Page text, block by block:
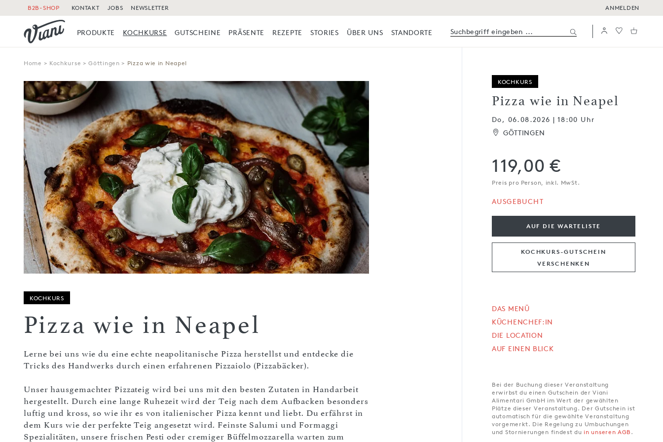
B2B-SHOP KONTAKT JOBS NEWSLETTER ANMELDEN
PRODUKTE KOCHKURSE GUTSCHEINE PRÄSENTE REZEPTE STORIES ÜBER UNS STANDORTE
KOCHKURS
Pizza wie in Neapel
Do, 06.08.2026 | 18:00 Uhr
GÖTTINGEN
119,00 €
Preis pro Person, inkl. MwSt.
AUSGEBUCHT
AUF DIE WARTELISTE
KOCHKURS-GUTSCHEIN
VERSCHENKEN
DAS MENÜ
KÜCHENCHEF:IN
DIE LOCATION
AUF EINEN BLICK
Bei der Buchung dieser Veranstaltung
erwirbst du einen Gutschein der Viani
Alimentari GmbH im Wert der gewählten
Plätze dieser Veranstaltung. Der Gutschein ist
automatisch für die gewählte Veranstaltung
vorgemerkt. Die Regelung zu Umbuchungen
und Stornierungen findest du in unseren AGB .
Home > Kochkurse >Göttingen > Pizza wie in Neapel
KOCHKURS
Pizza wie in Neapel
Lerne bei uns wie du eine echte neapolitanische Pizza herstellst und entdecke die
Tricks des Handwerks durch einen erfahrenen Pizzaiolo (Pizzabäcker).
Unser hausgemachter Pizzateig wird bei uns mit den besten Zutaten in Handarbeit
hergestellt. Durch eine lange Ruhezeit wird der Teig nach dem Aufbacken besonders
luftig und kross, so wie ihr es von italienischer Pizza kennt und liebt. Du erfährst in
dem Kurs wie der perfekte Teig angesetzt wird. Feinste Salumi und Formaggi
Spezialitäten, unsere frischen Pesti oder cremiger Büffelmozzarella warten zum